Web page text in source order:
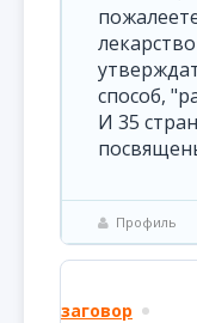
способ,
И 35
Профиль
заговор